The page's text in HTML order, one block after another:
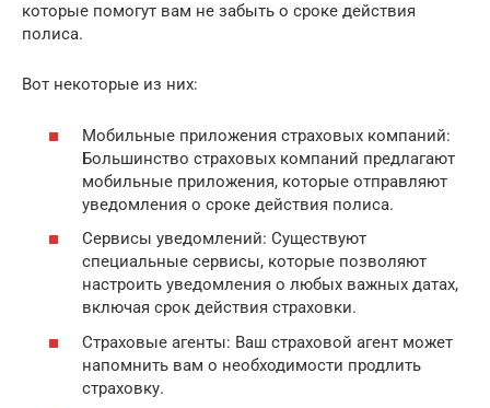
которые помогут вам не забыть о сроке действия
полиса.
Вот некоторые из них:
Мобильные приложения страховых компаний:
Большинство страховых компаний предлагают
мобильные приложения, которые отправляют
уведомления о сроке действия полиса.
Сервисы уведомлений: Существуют
специальные сервисы, которые позволяют
настроить уведомления о любых важных датах,
включая срок действия страховки.
Страховые агенты: Ваш страховой агент может
напомнить вам о необходимости продлить
страховку.